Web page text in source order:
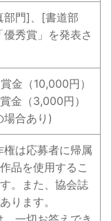
部門]、[書道部
秀賞」を発表さ
金（10,000円）
金（3,000円）
場合あり)
は応募者に帰属
品を使用するこ
。また、協会誌
ります。